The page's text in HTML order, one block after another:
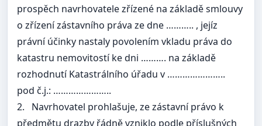
prospěch navrhovatele zřízené na základě smlouvy
o zřízení zástavního práva ze dne ……….. , jejíz
právní účinky nastaly povolením vkladu práva do
katastru nemovitostí ke dni ………. na základě
rozhodnutí Katastrálního úřadu v …………………..
pod č.j.: …………………..
2. Navrhovatel prohlašuje, ze zástavní právo k
předmětu drazby řádně vzniklo podle příslušných